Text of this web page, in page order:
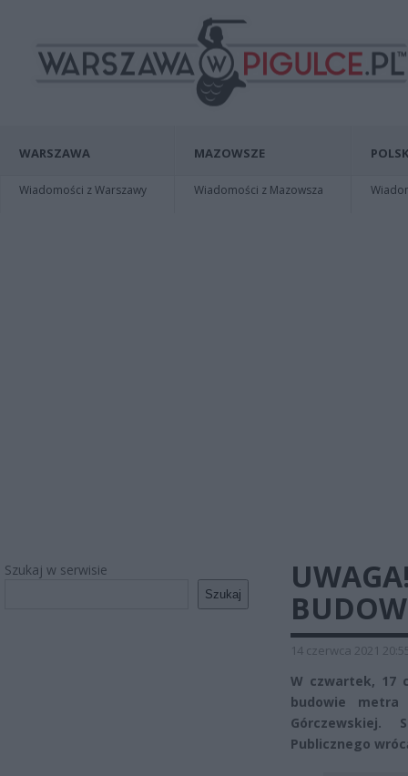
WARSZAWA
Wiadomości z Warszawy
MAZOWSZE
Wiadomości z Mazowsza
Szukaj w serwisie
Szukaj
14 czerwca 2021
W czwartek, 17
budowie
Górczewskiej.
Publicznego